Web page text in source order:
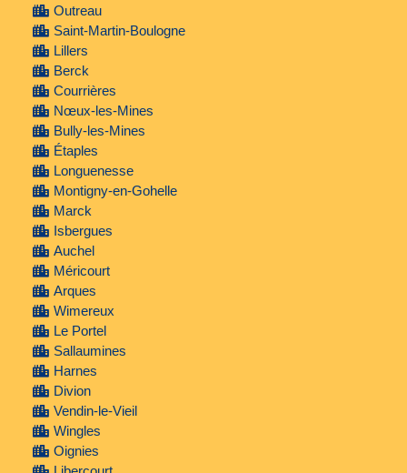
Outreau
Saint-Martin-Boulogne
Lillers
Berck
Courrières
Nœux-les-Mines
Bully-les-Mines
Étaples
Longuenesse
Montigny-en-Gohelle
Marck
Isbergues
Auchel
Méricourt
Arques
Wimereux
Le Portel
Sallaumines
Harnes
Divion
Vendin-le-Vieil
Wingles
Oignies